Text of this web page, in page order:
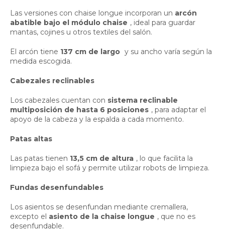
Las versiones con chaise longue incorporan un arcón
abatible bajo el módulo chaise , ideal para guardar
mantas, cojines u otros textiles del salón.
El arcón tiene 137 cm de largo y su ancho varía según la
medida escogida.
Cabezales reclinables
Los cabezales cuentan con sistema reclinable
multiposición de hasta 6 posiciones , para adaptar el
apoyo de la cabeza y la espalda a cada momento.
Patas altas
Las patas tienen 13,5 cm de altura , lo que facilita la
limpieza bajo el sofá y permite utilizar robots de limpieza.
Fundas desenfundables
Los asientos se desenfundan mediante cremallera,
excepto el asiento de la chaise longue , que no es
desenfundable.